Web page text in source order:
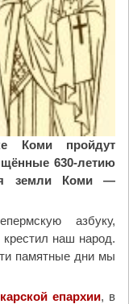
Коми пройдут
630-летию
земли Коми —
азбуку,
наш народ.
памятные дни мы
епархии, в